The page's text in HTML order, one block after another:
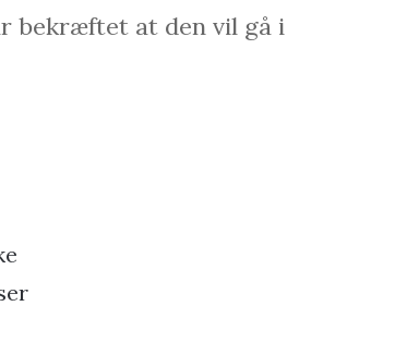
bekræftet at den vil gå i